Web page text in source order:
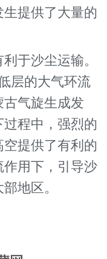
提供了大量的
于沙尘运输。
层的大气环流
气旋生成发
程中，强烈的
提供了有利的
用下，引导沙
地区。